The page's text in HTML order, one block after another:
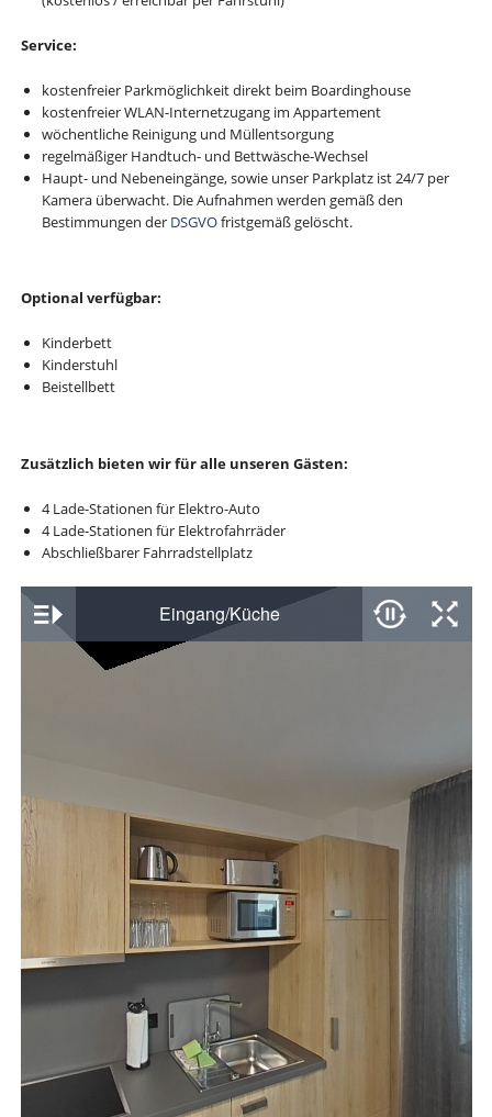
Service:
kostenfreier Parkmöglichkeit direkt beim Boardinghouse
kostenfreier WLAN-Internetzugang im Appartement
wöchentliche Reinigung und Müllentsorgung
regelmäßiger Handtuch- und Bettwäsche-Wechsel
Haupt- und Nebeneingänge, sowie unser Parkplatz ist 24/7 per
Kamera überwacht. Die Aufnahmen werden gemäß den
Bestimmungen der DSGVOfristgemäß gelöscht.
Optional verfügbar:
Kinderbett
Kinderstuhl
Beistellbett
Zusätzlich bieten wir für alle unseren Gästen:
4 Lade-Stationen für Elektro-Auto
4 Lade-Stationen für Elektrofahrräder
Abschließbarer Fahrradstellplatz